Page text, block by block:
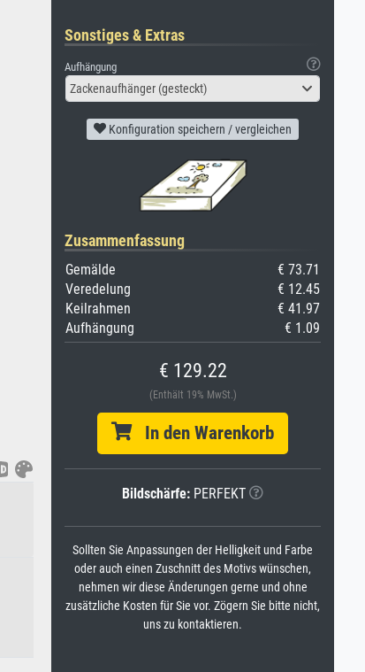
Sonstiges & Extras
Aufhängung
Zackenaufhänger (gesteckt)
Konfiguration speichern / vergleichen
Zusammenfassung
Gemälde
€ 73.71
Veredelung
€ 12.45
Keilrahmen
€ 41.97
Aufhängung
€ 1.09
€ 129.22
(Enthält 19% MwSt.)
In den Warenkorb
Bildschärfe: PERFEKT
Sollten Sie Anpassungen der Helligkeit und Farbe
oder auch einen Zuschnitt des Motivs wünschen,
nehmen wir diese Änderungen gerne und ohne
zusätzliche Kosten für Sie vor. Zögern Sie bitte nicht,
uns zu kontaktieren.